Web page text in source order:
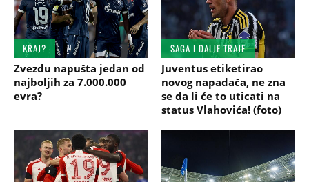
KRAJ?
Zvezdu napušta jedan od
najboljih za 7.000.000
evra?
SAGA I DALJE TRAJE
Juventus etiketirao
novog napadača, ne zna
se da li će to uticati na
status Vlahovića! (foto)